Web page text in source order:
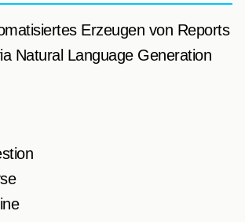
Erzeugen von Reports
Natural Language Generation